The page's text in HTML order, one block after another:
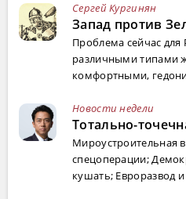
Сергей Кургинян
Запад против
Проблема сейчас для
различными типами
комфортными,
Новости недели
Тотально-
Мироустроительная
спецоперации;
кушать; Евроразвод